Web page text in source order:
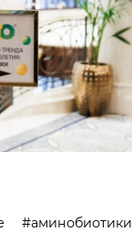
аминобиотики